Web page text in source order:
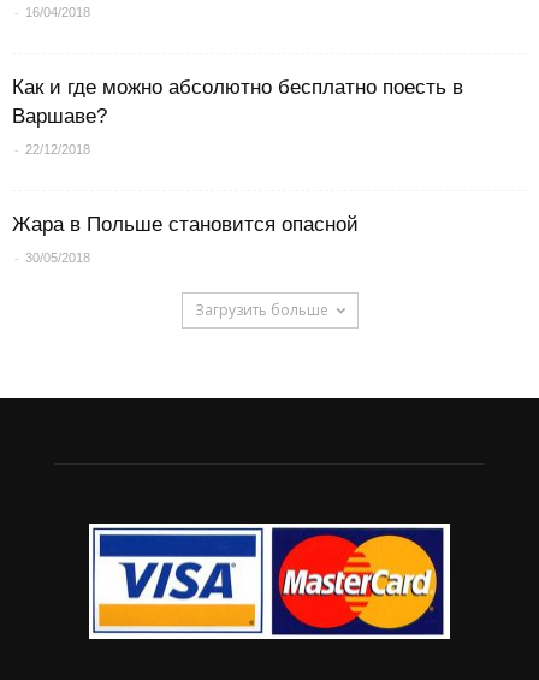
- 16/04/2018
Как и где можно абсолютно бесплатно поесть в
Варшаве?
- 22/12/2018
Жара в Польше становится опасной
- 30/05/2018
Загрузить больше